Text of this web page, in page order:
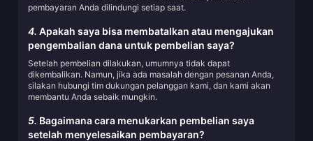
pembayaran Anda dilindungi setiap saat.
4. Apakah saya bisa membatalkan atau mengajukan
pengembalian dana untuk pembelian saya?
Setelah pembelian dilakukan, umumnya tidak dapat
dikembalikan. Namun, jika ada masalah dengan pesanan Anda,
silakan hubungi tim dukungan pelanggan kami, dan kami akan
membantu Anda sebaik mungkin.
5. Bagaimana cara menukarkan pembelian saya
setelah menyelesaikan pembayaran?